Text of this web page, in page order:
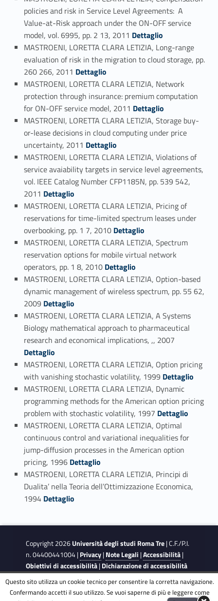
policies and risk in Service Level Agreements: A
Value-at-Risk approach under the ON-OFF service
model, vol. 6995, pp. 2 13, 2011 Link identifier #identifier_person_76698-76
Dettaglio
MASTROENI, LORETTA CLARA LETIZIA, Long-range
evaluation of risk in the migration to cloud storage, pp.
260 266, 2011 Link identifier #identifier_person_102726-77
Dettaglio
MASTROENI, LORETTA CLARA LETIZIA, Network
protection through insurance: premium computation
for ON-OFF service model, 2011 Link identifier #identifier_person_93297-78
Dettaglio
MASTROENI, LORETTA CLARA LETIZIA, Storage buy-
or-lease decisions in cloud computing under price
uncertainty, 2011 Link identifier #identifier_person_196434-79
Dettaglio
MASTROENI, LORETTA CLARA LETIZIA, Violations of
service avaiability targets in service level agreements,
vol. IEEE Catalog Number CFP1185N, pp. 539 542,
2011 Link identifier #identifier_person_7473-80
Dettaglio
MASTROENI, LORETTA CLARA LETIZIA, Pricing of
reservations for time-limited spectrum leases under
overbooking, pp. 1 7, 2010 Link identifier #identifier_person_27616-81
Dettaglio
MASTROENI, LORETTA CLARA LETIZIA, Spectrum
reservation options for mobile virtual network
operators, pp. 1 8, 2010 Link identifier #identifier_person_53458-82
Dettaglio
MASTROENI, LORETTA CLARA LETIZIA, Option-based
dynamic management of wireless spectrum, pp. 55 62,
2009 Link identifier #identifier_person_103447-83
Dettaglio
MASTROENI, LORETTA CLARA LETIZIA, A Systems
Biology mathematical approach to pharmaceutical
research and economical implications, ,, 2007
Dettaglio
MASTROENI, LORETTA CLARA LETIZIA, Option pricing
with vanishing stochastic volatility, 1999 Link identifier #identifier_person_172467-85
Dettaglio
MASTROENI, LORETTA CLARA LETIZIA, Dynamic
programming methods for the American option pricing
problem with stochastic volatility, 1997 Link identifier #identifier_person_199903-86
Dettaglio
MASTROENI, LORETTA CLARA LETIZIA, Optimal
continuous control and variational inequalities for
jump-diffusion processes in the American option
pricing, 1996 Link identifier #identifier_person_29384-87
Dettaglio
MASTROENI, LORETTA CLARA LETIZIA, Principi di
Dualita’ nella Teoria dell’Ottimizzazione Economica,
1994 Link identifier #identifier_person_34033-88
Dettaglio
Copyright 2026Università degli studi Roma Tre| C.F./P.I.
n. 04400441004 |Privacy|Note Legali |Accessibilità|
Obiettivi di accessibilità|Dichiarazione di accessibilità
This site is protected by reCAPTCHA and the Google Privacy
Questo sito utilizza un cookie tecnico per consentire la corretta navigazione.
Confermando accetti il suo utilizzo. Se vuoi saperne di più e leggere come